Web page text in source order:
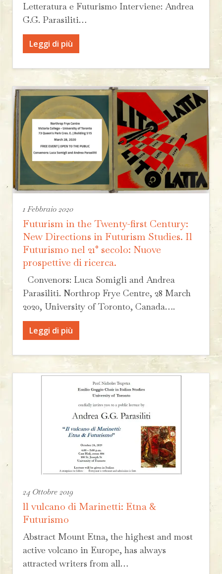
Letteratura e Futurismo Interviene: Andrea
G.G. Parasiliti…
Leggi di più
1 Febbraio 2020
Futurism in the Twenty-first Century:
New Directions in Futurism Studies. Il
Futurismo nel 21° secolo: Nuove
prospettive di ricerca.
Convenors: Luca Somigli and Andrea
Parasiliti. Northrop Frye Centre, 28 March
2020, University of Toronto, Canada….
Leggi di più
24 Ottobre 2019
ll vulcano di Marinetti: Etna &
Futurismo
Abstract Mount Etna, the highest and most
active volcano in Europe, has always
attracted writers from all…